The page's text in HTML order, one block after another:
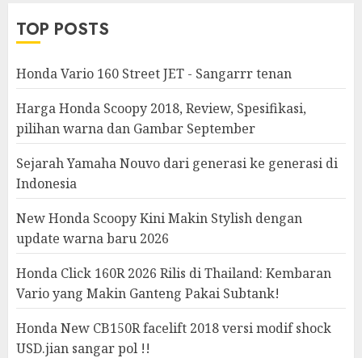
TOP POSTS
Honda Vario 160 Street JET - Sangarrr tenan
Harga Honda Scoopy 2018, Review, Spesifikasi,
pilihan warna dan Gambar September
Sejarah Yamaha Nouvo dari generasi ke generasi di
Indonesia
New Honda Scoopy Kini Makin Stylish dengan
update warna baru 2026
Honda Click 160R 2026 Rilis di Thailand: Kembaran
Vario yang Makin Ganteng Pakai Subtank!
Honda New CB150R facelift 2018 versi modif shock
USD.jian sangar pol !!